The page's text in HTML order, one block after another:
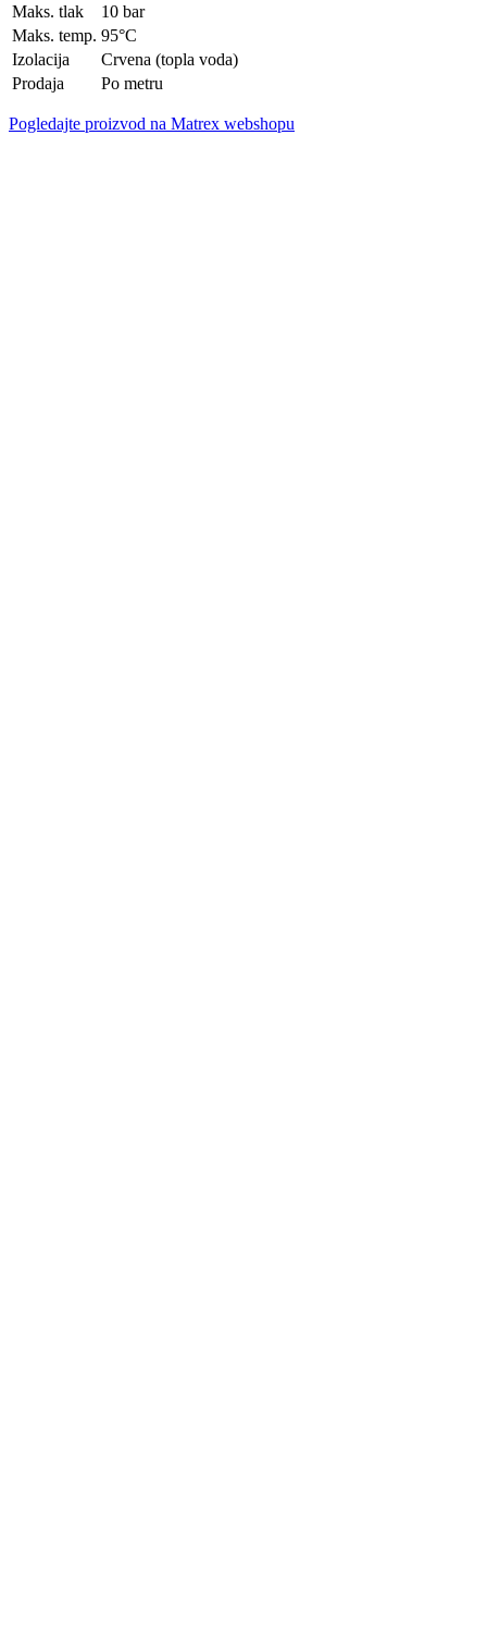
Maks. tlak
10 bar
Maks. temp. 95°C
Izolacija
Crvena (topla voda)
Prodaja
Po metru
Pogledajte proizvod na Matrex webshopu